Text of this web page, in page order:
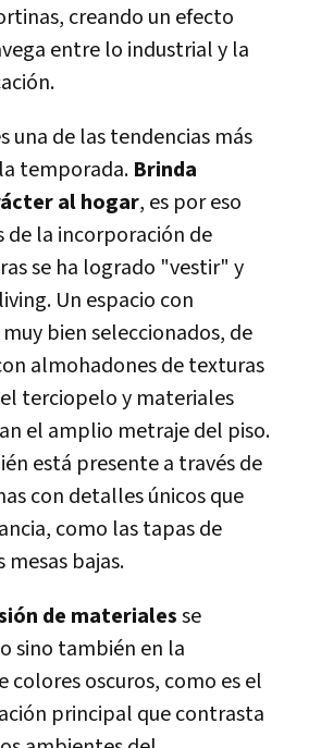
creando un efecto
entre lo industrial y la
una de las tendencias más
temporada. Brinda
al hogar, es por eso
de la incorporación de
se ha logrado "vestir" y
Un espacio con
bien seleccionados, de
almohadones de texturas
terciopelo y materiales
el amplio metraje del piso.
está presente a través de
con detalles únicos que
como las tapas de
bajas.
de materialesse
sino también en la
colores oscuros, como es el
principal que contrasta